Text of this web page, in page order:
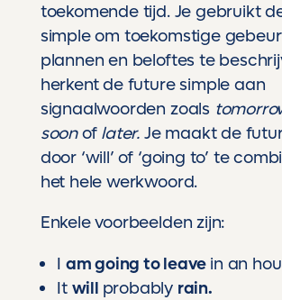
toekomende tijd. Je gebruikt
simple om toekomstige
plannen en beloftes te
herkent de future simple aan
signaalwoorden zoals
soonof later. Je maakt de
door ‘will’ of ‘going to’ te
het hele werkwoord.
Enkele voorbeelden zijn:
I am going to leavein an
It will probably rain.